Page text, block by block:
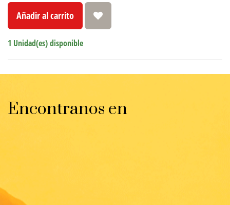
Añadir al carrito
1 Unidad(es) disponible
Encontranos en